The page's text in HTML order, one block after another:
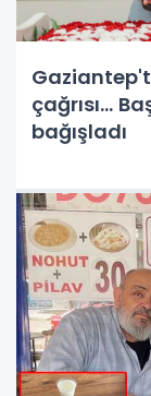
çağrısı...
bağışladı